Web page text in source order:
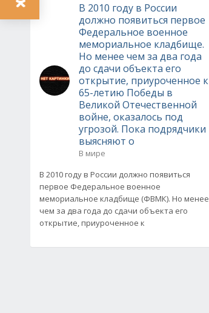
В 2010 году в России
должно появиться первое
Федеральное военное
мемориальное кладбище.
Но менее чем за два года
до сдачи объекта его
открытие, приуроченное к
65-летию Победы в
Великой Отечественной
войне, оказалось под
угрозой. Пока подрядчики
выясняют о
В мире
В 2010 году в России должно появиться
первое Федеральное военное
мемориальное кладбище (ФВМК). Но менее
чем за два года до сдачи объекта его
открытие, приуроченное к